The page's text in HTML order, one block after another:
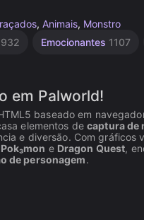
, Animais, Monstro
Emocionantes 1107
em Palworld!
baseado em
elementos decaptura de
e diversão. Com gráficos
Pok₃mon e Dragon Quest,
de personagem.